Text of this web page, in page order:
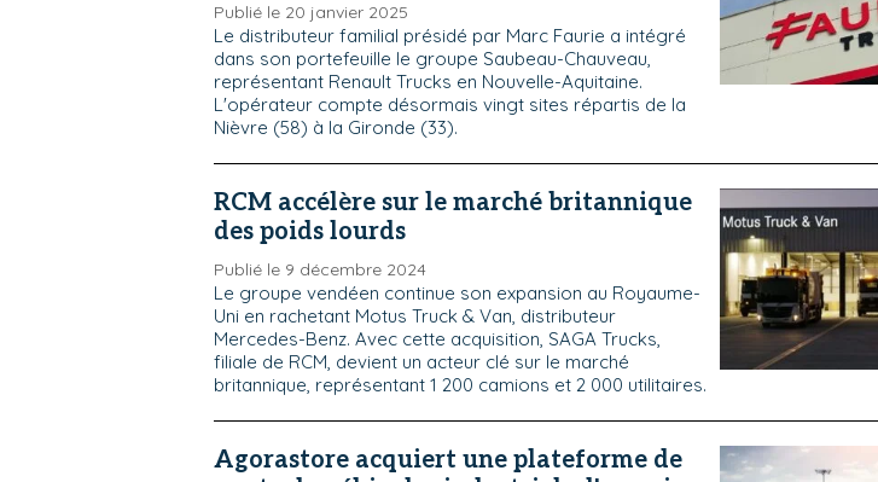
Publié le 20 janvier 2025
Le distributeur familial présidé par Marc Faurie a intégré
dans son portefeuille le groupe Saubeau-Chauveau,
représentant Renault Trucks en Nouvelle-Aquitaine.
L'opérateur compte désormais vingt sites répartis de la
Nièvre (58) à la Gironde (33).
RCM accélère sur le marché britannique
des poids lourds
Publié le 9 décembre 2024
Le groupe vendéen continue son expansion au Royaume-
Uni en rachetant Motus Truck & Van, distributeur
Mercedes-Benz. Avec cette acquisition, SAGA Trucks,
filiale de RCM, devient un acteur clé sur le marché
britannique, représentant 1 200 camions et 2 000 utilitaires.
Agorastore acquiert une plateforme de